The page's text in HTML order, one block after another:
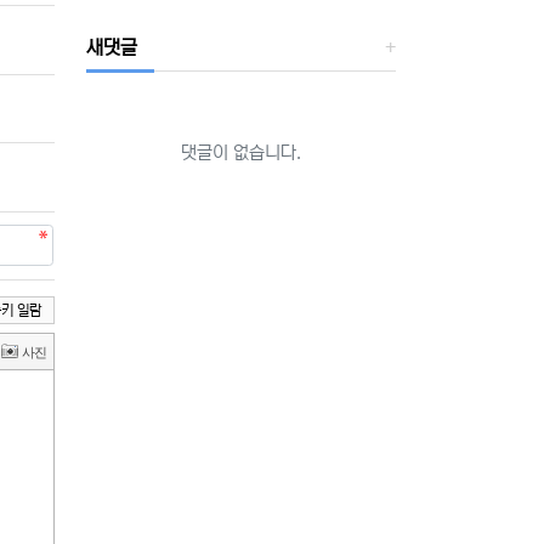
일람
새댓글
댓글이 없습니다.